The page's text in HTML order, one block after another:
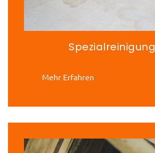
Spezialreinigung
Mehr Erfahren